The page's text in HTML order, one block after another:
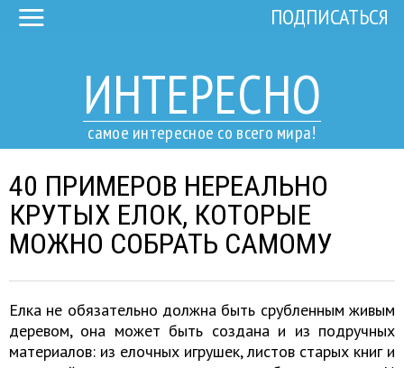
ИНТЕРЕСНО
самое интересное со всего мира!
ПОДПИСАТЬСЯ
40 ПРИМЕРОВ НЕРЕАЛЬНО
КРУТЫХ ЕЛОК, КОТОРЫЕ
МОЖНО СОБРАТЬ САМОМУ
Елка не обязательно должна быть срубленным живым
деревом, она может быть создана и из подручных
материалов: из елочных игрушек, листов старых книг и